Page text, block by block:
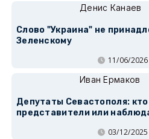
Денис Канаев
Слово "Украина" не
Зеленскому
11/06/
Иван Ермаков
Депутаты Севастополя:
представители или
03/12/